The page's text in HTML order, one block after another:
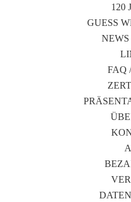
120
GUESS
FAQ